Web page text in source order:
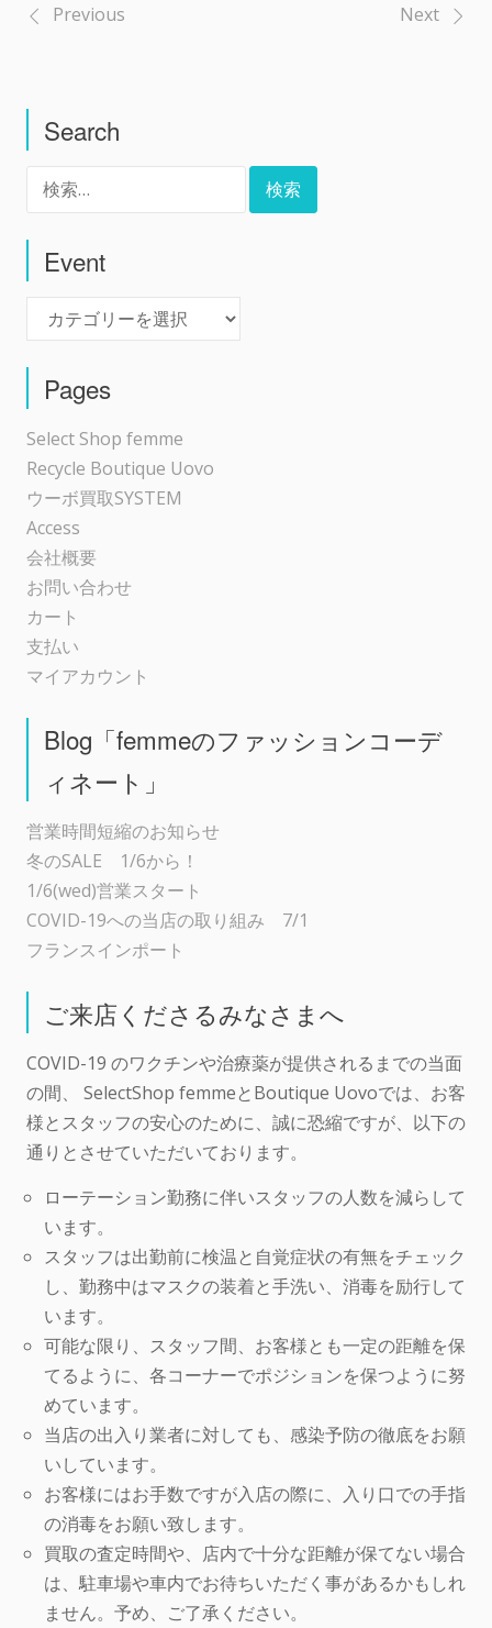
投
ナ
ビ
ゲ
ー
シ
ョ
ン
Previous Next
Search
Event
Pages
Select Shop femme
Recycle Boutique Uovo
ウーボ買取SYSTEM
Access
会社概要
お問い合わせ
カート
支払い
マイアカウント
Blog「femmeのファッションコーデ
ィネート」
営業時間短縮のお知らせ
冬のSALE 1/6から！
1/6(wed)営業スタート
COVID-19への当店の取り組み 7/1
フランスインポート
ご来店くださるみなさまへ
COVID-19 のワクチンや治療薬が提供されるまでの当面
の間、 SelectShop femmeとBoutique Uovoでは、お客
様とスタッフの安心のために、誠に恐縮ですが、以下の
通りとさせていただいております。
ローテーション勤務に伴いスタッフの人数を減らして
います。
スタッフは出勤前に検温と自覚症状の有無をチェック
し、勤務中はマスクの装着と手洗い、消毒を励行して
います。
可能な限り、スタッフ間、お客様とも一定の距離を保
てるように、各コーナーでポジションを保つように努
めています。
当店の出入り業者に対しても、感染予防の徹底をお願
いしています。
お客様にはお手数ですが入店の際に、入り口での手指
の消毒をお願い致します。
買取の査定時間や、店内で十分な距離が保てない場合
は、駐車場や車内でお待ちいただく事があるかもしれ
ません。予め、ご了承ください。